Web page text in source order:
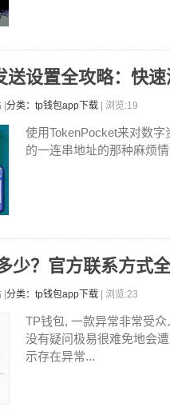
设置全攻略：快
分类：tp钱包app下载 | 浏览:19
使用TokenPocket来对数
的一连串地址的那种麻烦
少？官方联系方式
分类：tp钱包app下载 | 浏览:23
TP钱包, 一款异常非常受
没有疑问极易很难免地会
示存在异常...